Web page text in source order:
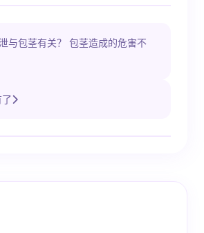
与包茎有关？ 包茎造成的危害不